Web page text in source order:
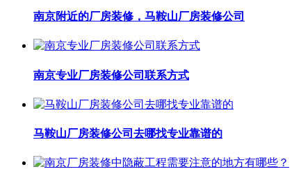
南京附近的厂房装修，马鞍山厂房装修公司
南京专业厂房装修公司联系方式
马鞍山厂房装修公司去哪找专业靠谱的